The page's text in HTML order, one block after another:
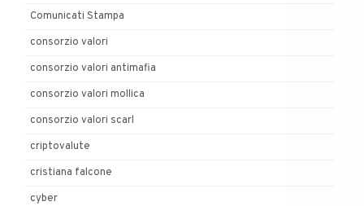
Comunicati Stampa
consorzio valori
consorzio valori antimafia
consorzio valori mollica
consorzio valori scarl
criptovalute
cristiana falcone
cyber